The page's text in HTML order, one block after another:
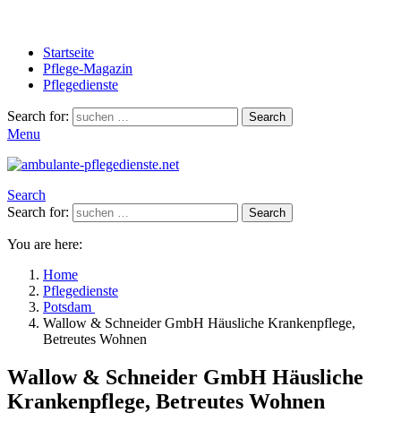
Startseite
Pflege-Magazin
Pflegedienste
Search for: Search
Menu
Search
Search for:
Search
You are here:
Home
Pflegedienste
Potsdam
Wallow & Schneider GmbH Häusliche Krankenpflege,
Betreutes Wohnen
Wallow & Schneider GmbH Häusliche
Krankenpflege, Betreutes Wohnen